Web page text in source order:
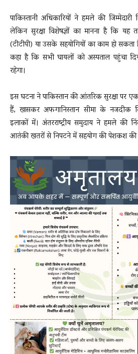
पाकिस्तानी अधिकारियों ने हमले की
लेकिन सुरक्षा विशेषज्ञों का मानना है कि यह
(टीटीपी) या उसके सहयोगियों का काम हो
कहा है कि सभी घायलों को अस्पताल पहुंचा
रहेगा।
इस घटना ने पाकिस्तान की आंतरिक सुरक्षा पर
हैं, खासकर अफगानिस्तान सीमा के नजदीक
इलाकों में। अंतरराष्ट्रीय समुदाय ने हमले की
आतंकी खतरों से निपटने में सहयोग की पेशकश की